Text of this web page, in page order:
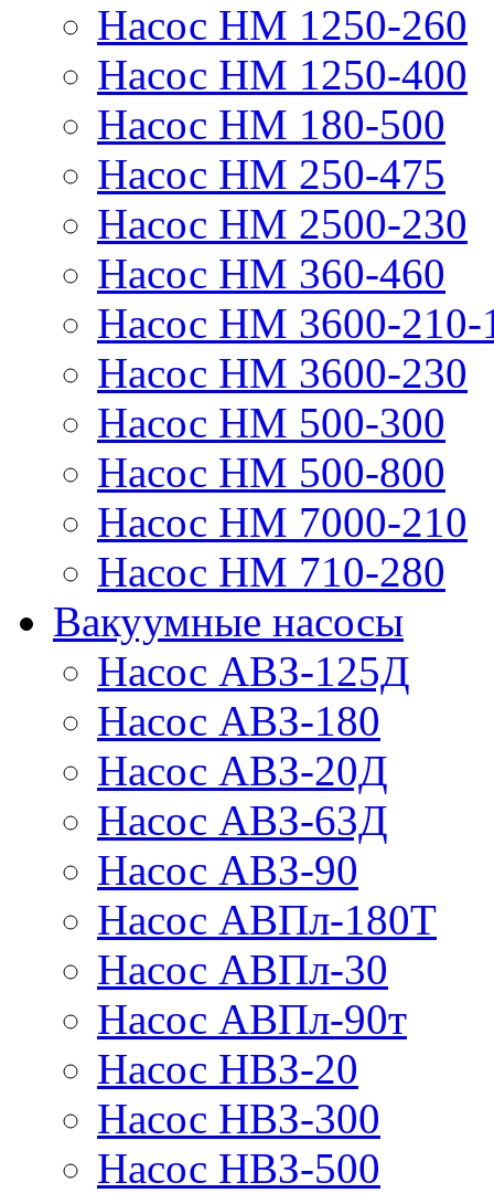
Насос НМ 1250-260
Насос НМ 1250-400
Насос НМ 180-500
Насос НМ 250-475
Насос НМ 2500-230
Насос НМ 360-460
Насос НМ 3600-210-
Насос НМ 3600-230
Насос НМ 500-300
Насос НМ 500-800
Насос НМ 7000-210
Насос НМ 710-280
Вакуумные насосы
Насос АВЗ-125Д
Насос АВЗ-180
Насос АВЗ-20Д
Насос АВЗ-63Д
Насос АВЗ-90
Насос АВПл-180Т
Насос АВПл-30
Насос АВПл-90т
Насос НВЗ-20
Насос НВЗ-300
Насос НВЗ-500